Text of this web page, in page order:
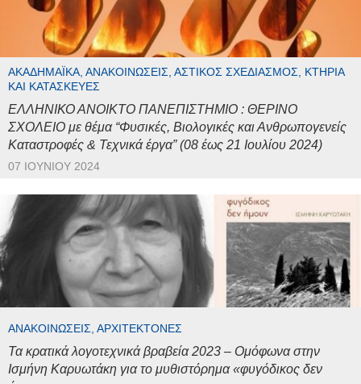
ΑΚΑΔΗΜΑΪΚΆ, ΑΝΑΚΟΙΝΏΣΕΙΣ, ΑΣΤΙΚΌΣ ΣΧΕΔΙΑΣΜΌΣ, ΚΤΉΡΙΑ
ΚΑΙ ΚΑΤΑΣΚΕΥΈΣ
ΕΛΛΗΝΙΚΟ ΑΝΟΙΚΤΟ ΠΑΝΕΠΙΣΤΗΜΙΟ : ΘΕΡΙΝΟ
ΣΧΟΛΕΙΟ με θέμα “Φυσικές, Βιολογικές και Ανθρωπογενείς
Καταστροφές & Τεχνικά έργα” (08 έως 21 Ιουλίου 2024)
07 ΙΟΥΝΊΟΥ 2024
ΑΝΑΚΟΙΝΏΣΕΙΣ, ΑΡΧΙΤΈΚΤΟΝΕΣ
Τα κρατικά λογοτεχνικά βραβεία 2023 – Ομόφωνα στην
Ισμήνη Καρυωτάκη για το μυθιστόρημα «φυγόδικος δεν